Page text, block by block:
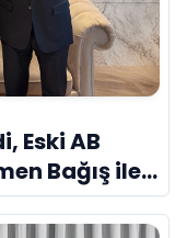
Eski AB
Bağış ile